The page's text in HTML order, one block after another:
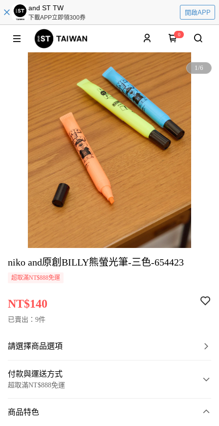
and ST TW
下載APP立即領300券
開啟APP
0
1/6
niko and原創BILLY熊螢光筆-三色-654423
超取滿NT$888免運
NT$140
已賣出：9件
請選擇商品選項
付款與運送方式
超取滿NT$888免運
信用卡一次付款
商品特色